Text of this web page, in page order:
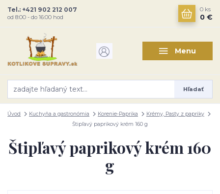
Menu
Hľadať
Tel.: +421 902 212 007
od 8:00 - do 16:00 hod
0 ks
0 €
Úvod Kuchyňa a gastronómia Korenie-Paprika
Krémy, Pasty z papriky
Štipľavý paprikový krém 160 g
Štipľavý paprikový krém 160
g